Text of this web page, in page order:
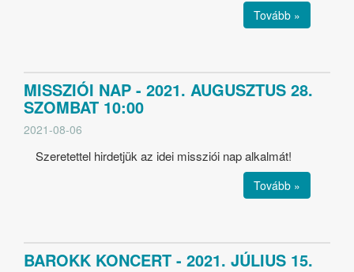
Tovább »
MISSZIÓI NAP - 2021. AUGUSZTUS 28.
SZOMBAT 10:00
2021-08-06
Szeretettel hirdetjük az idei missziói nap alkalmát!
Tovább »
BAROKK KONCERT - 2021. JÚLIUS 15.